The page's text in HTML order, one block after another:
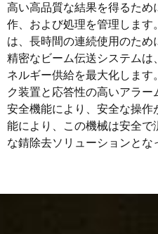
高い高品質な結果を得るた
作、および処理を管理しま
は、長時間の連続使用のため
精密なビーム伝送システム
ネルギー供給を最大化しま
ク装置と応答性の高いアラ
安全機能により、安全な操
能により、この機械は安全
な錆除去ソリューションとな